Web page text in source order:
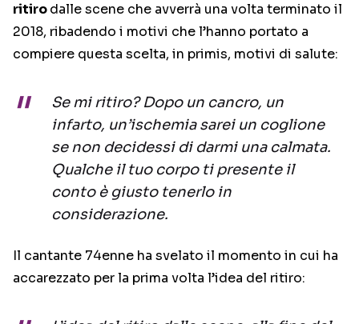
ritirodalle scene che avverrà una volta terminato il
2018, ribadendo i motivi che l’hanno portato a
compiere questa scelta, in primis, motivi di salute:
Se mi ritiro? Dopo un cancro, un
infarto, un’ischemia sarei un coglione
se non decidessi di darmi una calmata.
Qualche il tuo corpo ti presente il
conto è giusto tenerlo in
considerazione.
Il cantante 74enne ha svelato il momento in cui ha
accarezzato per la prima volta l’idea del ritiro: